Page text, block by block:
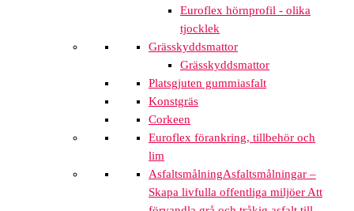
Euroflex hörnprofil - olika
tjocklek
Grässkyddsmattor
Grässkyddsmattor
Platsgjuten gummiasfalt
Konstgräs
Corkeen
Euroflex förankring, tillbehör och
lim
AsfaltsmålningAsfaltsmålningar –
Skapa livfulla offentliga miljöer Att